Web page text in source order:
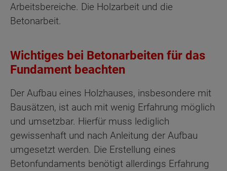
Arbeitsbereiche. Die Holzarbeit und die
Betonarbeit.
Wichtiges bei Betonarbeiten für das
Fundament beachten
Der Aufbau eines Holzhauses, insbesondere mit
Bausätzen, ist auch mit wenig Erfahrung möglich
und umsetzbar. Hierfür muss lediglich
gewissenhaft und nach Anleitung der Aufbau
umgesetzt werden. Die Erstellung eines
Betonfundaments benötigt allerdings Erfahrung